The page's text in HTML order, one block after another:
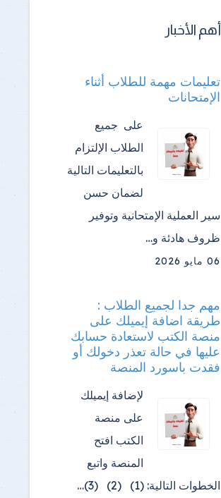
أهم الأخبار
تعليمات مهمة للطلاب أثناء
الإمتحانات
على جميع
الطلاب الإلتزام
بالتعليمات التالية
لضمان حسن
سير العملية الإمتحانية وتوفير
ظروف هادئة و…
06 مايو 2026
مهم جدا لجميع الطلاب :
طريقة اضافة إيميلك على
منصة الكتب لاستعادة حسابك
عليها في حالة تعذر دخولك أو
فقدت باسورد المنصة
لإضافة إيميلك
على منصة
الكتب افتح
المنصة واتبع
الخطوات التالية: (1) (2) (3)…